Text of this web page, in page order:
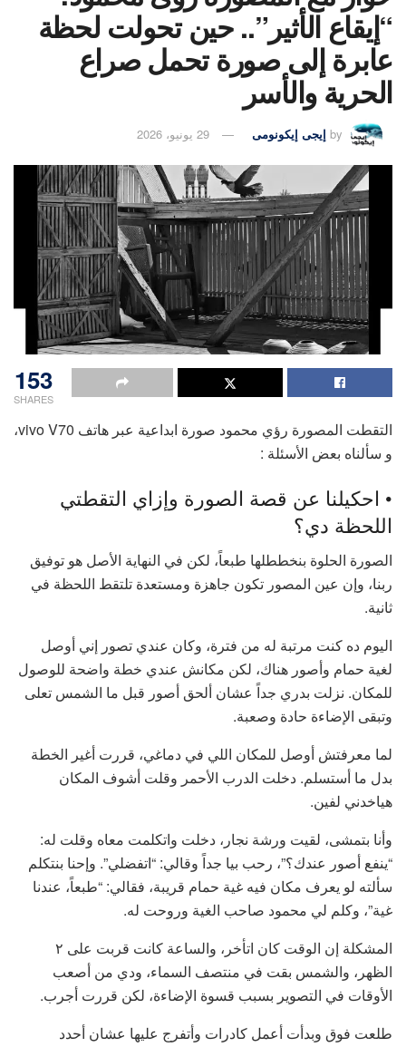
“إيقاع الأثير”.. حين تحولت لحظة
عابرة إلى صورة تحمل صراع
الحرية والأسر
by إيجى إيكونومى 29 يونيو، 2026
153
SHARES
التقطت المصورة رؤي محمود صورة ابداعية عبر هاتف vivo V70،
و سألناه بعض الأسئلة :
• احكيلنا عن قصة الصورة وإزاي التقطتي
اللحظة دي؟
الصورة الحلوة بنخططلها طبعاً، لكن في النهاية الأصل هو توفيق
ربنا، وإن عين المصور تكون جاهزة ومستعدة تلتقط اللحظة في
ثانية.
اليوم ده كنت مرتبة له من فترة، وكان عندي تصور إني أوصل
لغية حمام وأصور هناك، لكن مكانش عندي خطة واضحة للوصول
للمكان. نزلت بدري جداً عشان ألحق أصور قبل ما الشمس تعلى
وتبقى الإضاءة حادة وصعبة.
لما معرفتش أوصل للمكان اللي في دماغي، قررت أغير الخطة
بدل ما أستسلم. دخلت الدرب الأحمر وقلت أشوف المكان
هياخدني لفين.
وأنا بتمشى، لقيت ورشة نجار، دخلت واتكلمت معاه وقلت له:
“ينفع أصور عندك؟”، رحب بيا جداً وقالي: “اتفضلي”. وإحنا بنتكلم
سألته لو يعرف مكان فيه غية حمام قريبة، فقالي: “طبعاً، عندنا
غية”، وكلم لي محمود صاحب الغية وروحت له.
المشكلة إن الوقت كان اتأخر، والساعة كانت قربت على ٢
الظهر، والشمس بقت في منتصف السماء، ودي من أصعب
الأوقات في التصوير بسبب قسوة الإضاءة، لكن قررت أجرب.
طلعت فوق وبدأت أعمل كادرات وأتفرج عليها عشان أحدد